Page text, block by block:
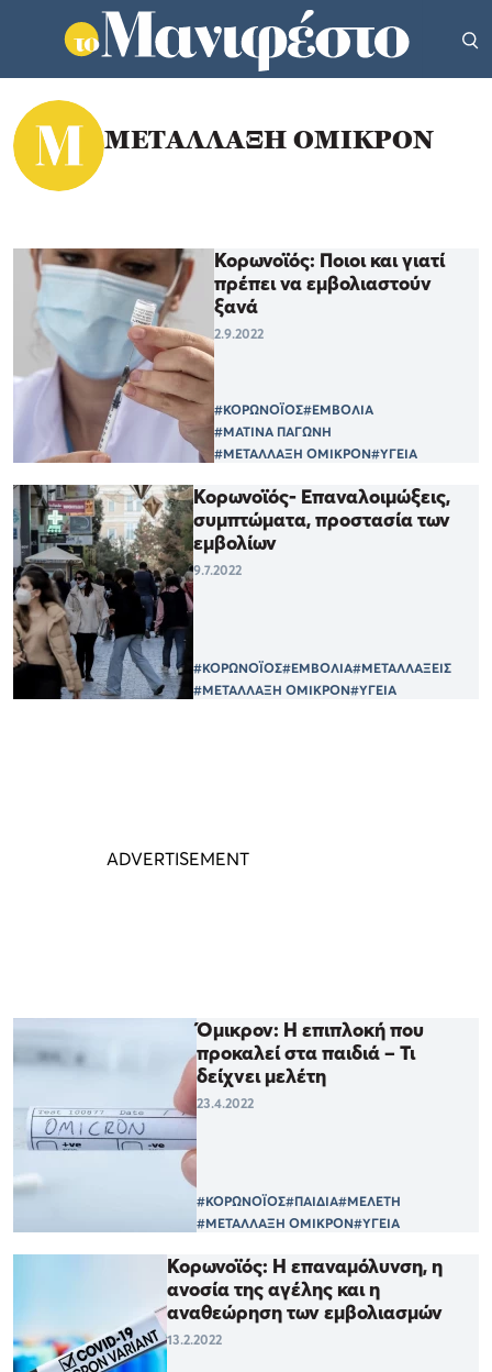
ΜΕΤΑΛΛΑΞΗ ΟΜΙΚΡΟΝ
Κορωνοϊός: Ποιοι και γιατί
πρέπει να εμβολιαστούν
ξανά
2.9.2022
#ΚΟΡΩΝΟΪΟΣ#ΕΜΒΟΛΙΑ
#ΜΑΤΙΝΑ ΠΑΓΩΝΗ
#ΜΕΤΑΛΛΑΞΗ ΟΜΙΚΡΟΝ#ΥΓΕΙΑ
Κορωνοϊός- Επαναλοιμώξεις,
συμπτώματα, προστασία των
εμβολίων
9.7.2022
#ΚΟΡΩΝΟΪΟΣ#ΕΜΒΟΛΙΑ#ΜΕΤΑΛΛΑΞΕΙΣ
#ΜΕΤΑΛΛΑΞΗ ΟΜΙΚΡΟΝ#ΥΓΕΙΑ
Όμικρον: Η επιπλοκή που
προκαλεί στα παιδιά – Τι
δείχνει μελέτη
23.4.2022
#ΚΟΡΩΝΟΪΟΣ#ΠΑΙΔΙΑ#ΜΕΛΕΤΗ
#ΜΕΤΑΛΛΑΞΗ ΟΜΙΚΡΟΝ#ΥΓΕΙΑ
Κορωνοϊός: Η επαναμόλυνση, η
ανοσία της αγέλης και η
αναθεώρηση των εμβολιασμών
13.2.2022